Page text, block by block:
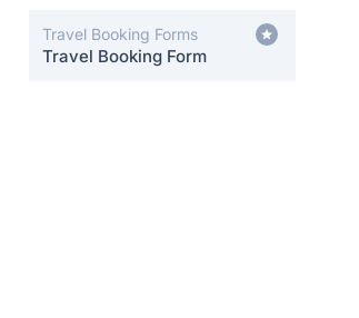
Travel Booking Forms
Travel Booking Form